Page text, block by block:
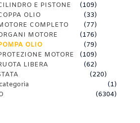
E PISTONE
(109)
OLIO
(33)
COMPLETO
(77)
MOTORE
(176)
OLIO
(79)
MOTORE
(109)
LIBERA
(62)
(220)
(1)
(6304)